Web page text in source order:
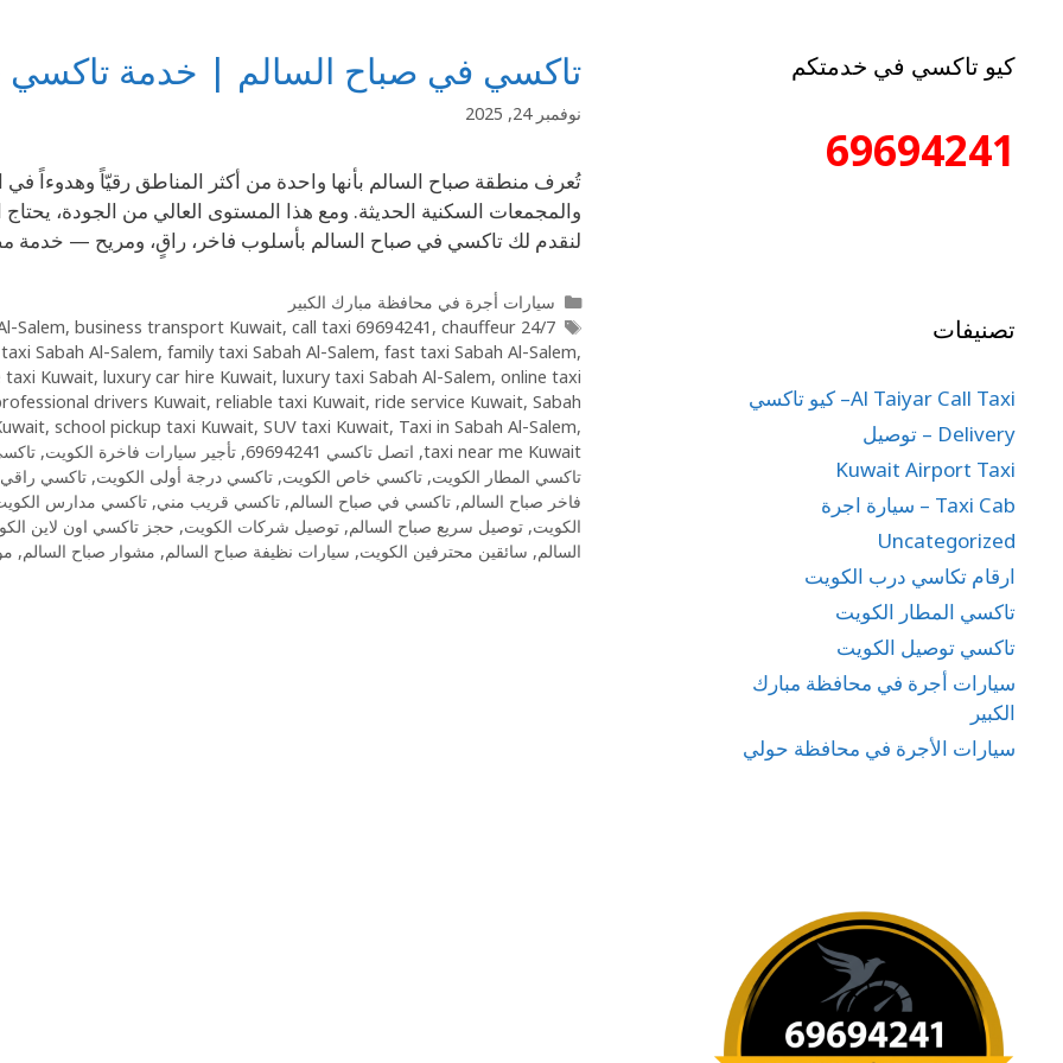
تاكسي في صباح السالم | خدمة تاكسي فاخرة
نوفمبر 24, 2025
تُعرف منطقة صباح السالم بأنها واحدة من أكثر المناطق رقيّاً وهدوءاً في
والمجمعات السكنية الحديثة. ومع هذا المستوى العالي من الجودة،
لنقدم لك تاكسي في صباح السالم بأسلوب فاخر، راقٍ، ومريح — خدمة
سيارات أجرة في محافظة مبارك الكبير
24/7 taxi Sabah Al-Salem
Salem,business transport Kuwait,call taxi 69694241 ,chauffeur
Sabah Al-Salem, family taxi Sabah Al-Salem, fast taxi Sabah Al-Salem,
taxi Kuwait, luxury car hire Kuwait, luxury taxi Sabah Al-Salem, online taxi
drivers Kuwait, reliable taxi Kuwait, ride service Kuwait, Sabah
, school pickup taxi Kuwait, SUV taxi Kuwait, Taxi in Sabah Al-Salem,
taxi near me Kuwait
, اتصل تاكسي 69694241 , تأجير سيارات فاخرة الكويت, تاكسي 24 ساعة
تاكسي المطار الكويت, تاكسي خاص الكويت, تاكسي درجة أولى الكويت, تاكسي راقي
فاخر صباح السالم, تاكسي في صباح السالم, تاكسي قريب مني, تاكسي مدارس
الكويت, توصيل سريع صباح السالم, توصيل شركات الكويت, حجز تاكسي اون لاين
السالم, سائقين محترفين الكويت, سيارات نظيفة صباح السالم, مشوار صباح السالم,
كيو تاكسي في خدمتكم
69694241
تصنيفات
Al Taiyar Call Taxi– كيو تاكسي
Delivery – توصيل
Kuwait Airport Taxi
Taxi Cab – سيارة اجرة
Uncategorized
ارقام تكاسي درب الكويت
تاكسي المطار الكويت
تاكسي توصيل الكويت
سيارات أجرة في محافظة مبارك
الكبير
سيارات الأجرة في محافظة حولي